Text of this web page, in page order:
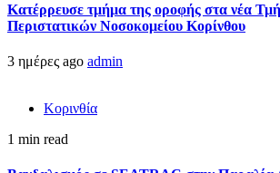
Kατέρρευσε τμήμα της οροφής στα νέα
Περιστατικών Νοσοκομείου Κορίνθου
3 ημέρες ago admin
Κορινθία
1 min read